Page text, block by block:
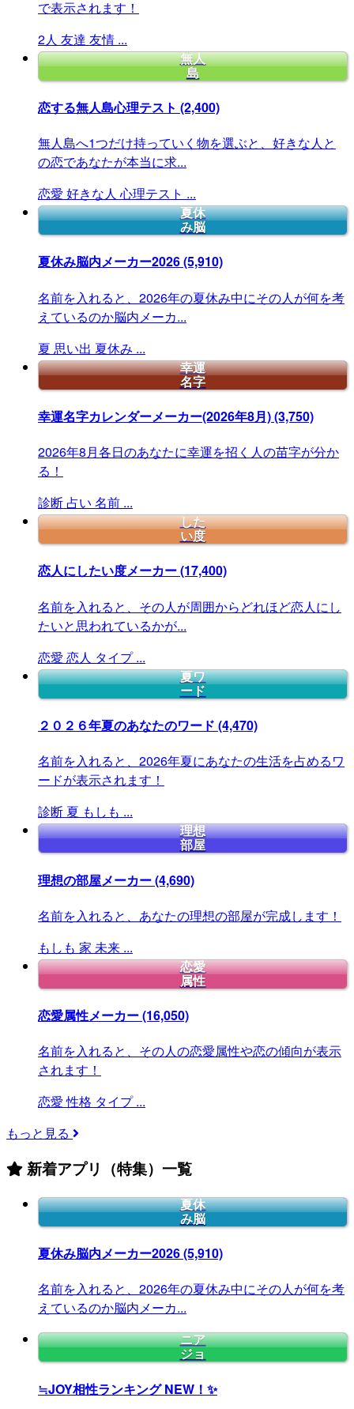
で表示されます！
2人 友達 友情 ...
無人
島
恋する無人島心理テスト (2,400)
無人島へ1つだけ持っていく物を選ぶと、好きな人と
の恋であなたが本当に求...
恋愛 好きな人 心理テスト ...
夏休
み脳
夏休み脳内メーカー2026(5,910)
名前を入れると、2026年の夏休み中にその人が何を考
えているのか脳内メーカ...
夏 思い出 夏休み ...
幸運
名字
幸運名字カレンダーメーカー(2026年8月)(3,750)
2026年8月各日のあなたに幸運を招く人の苗字が分か
る！
診断 占い 名前 ...
した
い度
恋人にしたい度メーカー(17,400)
名前を入れると、その人が周囲からどれほど恋人にし
たいと思われているかが...
恋愛 恋人 タイプ ...
夏ワ
ード
２０２６年夏のあなたのワード (4,470)
名前を入れると、2026年夏にあなたの生活を占めるワ
ードが表示されます！
診断 夏 もしも ...
理想
部屋
理想の部屋メーカー(4,690)
名前を入れると、あなたの理想の部屋が完成します！
もしも 家 未来 ...
恋愛
属性
恋愛属性メーカー(16,050)
名前を入れると、その人の恋愛属性や恋の傾向が表示
されます！
恋愛 性格 タイプ ...
もっと見る
新着アプリ（特集）一覧
夏休
み脳
夏休み脳内メーカー2026(5,910)
名前を入れると、2026年の夏休み中にその人が何を考
えているのか脳内メーカ...
ニア
ジョ
≒JOY相性ランキングNEW！✨